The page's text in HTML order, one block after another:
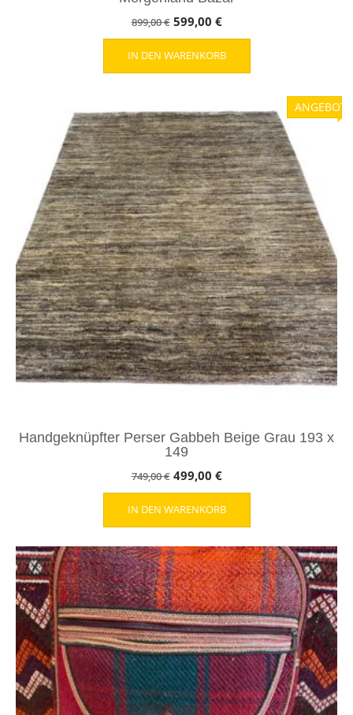
899,00€ Ursprünglicher
Preis
war:
599,00 €Aktueller
Preis
ist:
IN DEN WARENKORB
ANGEBOT!
Handgeknüpfter Perser Gabbeh Beige Grau 193 x
149
749,00€ Ursprünglicher
Preis
war:
499,00 €Aktueller
Preis
ist:
IN DEN WARENKORB